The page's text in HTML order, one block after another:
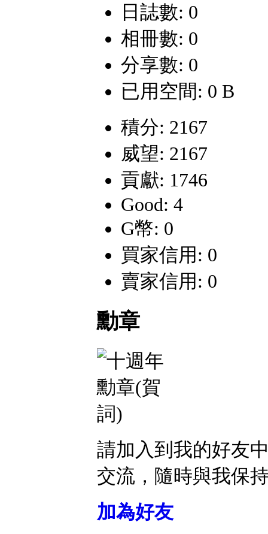
日誌數: 0
相冊數: 0
分享數: 0
已用空間: 0 B
積分: 2167
威望: 2167
貢獻: 1746
Good: 4
G幣: 0
買家信用: 0
賣家信用: 0
勳章
請加入到我的好友
交流，隨時與我保
加為好友